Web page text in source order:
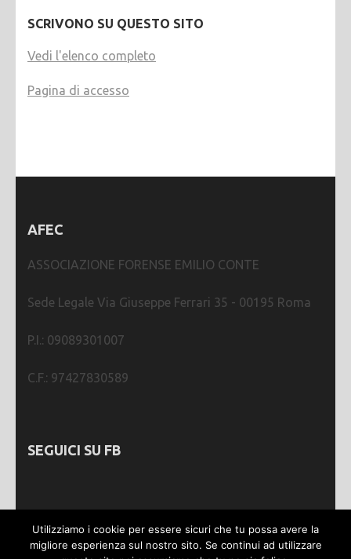
SCRIVONO SU QUESTO SITO
Vedi l'elenco completo
Pagina di accesso
AFEC
ASSOCIAZIONE FORENSE EMILIO CONTE
Sede Legale Via Giuseppe Ferrari 35 - 00195 Roma
P.I.: 09089301007
C.F.: 97427830589
SEGUICI SU FB
Utilizziamo i cookie per essere sicuri che tu possa avere la
migliore esperienza sul nostro sito. Se continui ad utilizzare